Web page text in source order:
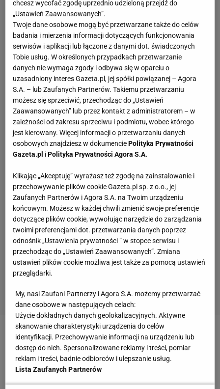
Zobacz wideoPSG bez Neymara, Mbappe i
Messiego jest lepszy? Kosecki: Oni w ogóle nie
biegali
chcesz wycofać zgodę uprzednio udzieloną przejdź do
„Ustawień Zaawansowanych”.
Twoje dane osobowe mogą być przetwarzane także do celów
badania i mierzenia informacji dotyczących funkcjonowania
serwisów i aplikacji lub łączone z danymi dot. świadczonych
Tobie usług. W określonych przypadkach przetwarzanie
danych nie wymaga zgody i odbywa się w oparciu o
uzasadniony interes Gazeta.pl, jej spółki powiązanej – Agora
S.A. – lub Zaufanych Partnerów. Takiemu przetwarzaniu
możesz się sprzeciwić, przechodząc do „Ustawień
Zaawansowanych” lub przez kontakt z administratorem – w
zależności od zakresu sprzeciwu i podmiotu, wobec którego
jest kierowany. Więcej informacji o przetwarzaniu danych
osobowych znajdziesz w dokumenciePolityka Prywatności
Gazeta.pl iPolityka Prywatności Agora S.A.
Klikając „Akceptuję” wyrażasz też zgodę na zainstalowanie i
przechowywanie plików cookie Gazeta.pl sp. z o.o., jej
Zaufanych Partnerów i Agora S.A. na Twoim urządzeniu
końcowym. Możesz w każdej chwili zmienić swoje preferencje
dotyczące plików cookie, wywołując narzędzie do zarządzania
twoimi preferencjami dot. przetwarzania danych poprzez
odnośnik „Ustawienia prywatności ” w stopce serwisu i
przechodząc do „Ustawień Zaawansowanych”. Zmiana
ustawień plików cookie możliwa jest także za pomocą ustawień
przeglądarki.
My, nasi Zaufani Partnerzy i Agora S.A. możemy przetwarzać
dane osobowe w następujących celach:
Użycie dokładnych danych geolokalizacyjnych. Aktywne
skanowanie charakterystyki urządzenia do celów
identyfikacji. Przechowywanie informacji na urządzeniu lub
dostęp do nich. Spersonalizowane reklamy i treści, pomiar
reklam i treści, badnie odbiorców i ulepszanie usług.
Lista Zaufanych Partnerów